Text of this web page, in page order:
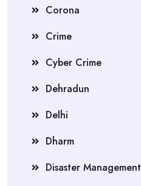
Corona
Crime
Cyber Crime
Dehradun
Delhi
Dharm
Disaster Management